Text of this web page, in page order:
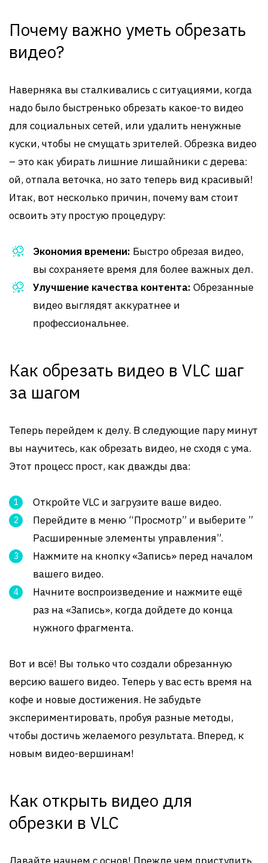
Почему важно уметь обрезать
видео?
Наверняка вы сталкивались с ситуациями, когда
надо было быстренько обрезать какое-то видео
для социальных сетей, или удалить ненужные
куски, чтобы не смущать зрителей. Обрезка видео
– это как убирать лишние лишайники с дерева:
ой, отпала веточка, но зато теперь вид красивый!
Итак, вот несколько причин, почему вам стоит
освоить эту простую процедуру:
Экономия времени: Быстро обрезая видео,
вы сохраняете время для более важных дел.
Улучшение качества контента: Обрезанные
видео выглядят аккуратнее и
профессиональнее.
Как обрезать видео в VLC шаг
за шагом
Теперь перейдем к делу. В следующие пару минут
вы научитесь, как обрезать видео, не сходя с ума.
Этот процесс прост, как дважды два:
Откройте VLC и загрузите ваше видео.
Перейдите в меню “Просмотр” и выберите ”
Расширенные элементы управления”.
Нажмите на кнопку «Запись» перед началом
вашего видео.
Начните воспроизведение и нажмите ещё
раз на «Запись», когда дойдете до конца
нужного фрагмента.
Вот и всё! Вы только что создали обрезанную
версию вашего видео. Теперь у вас есть время на
кофе и новые достижения. Не забудьте
экспериментировать, пробуя разные методы,
чтобы достичь желаемого результата. Вперед, к
новым видео-вершинам!
Как открыть видео для
обрезки в VLC